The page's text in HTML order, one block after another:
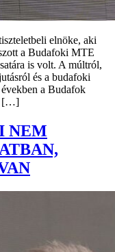
elnöke, aki
a Budafoki MTE
is volt. A múltról,
és a budafoki
a Budafok
[…]
NEM